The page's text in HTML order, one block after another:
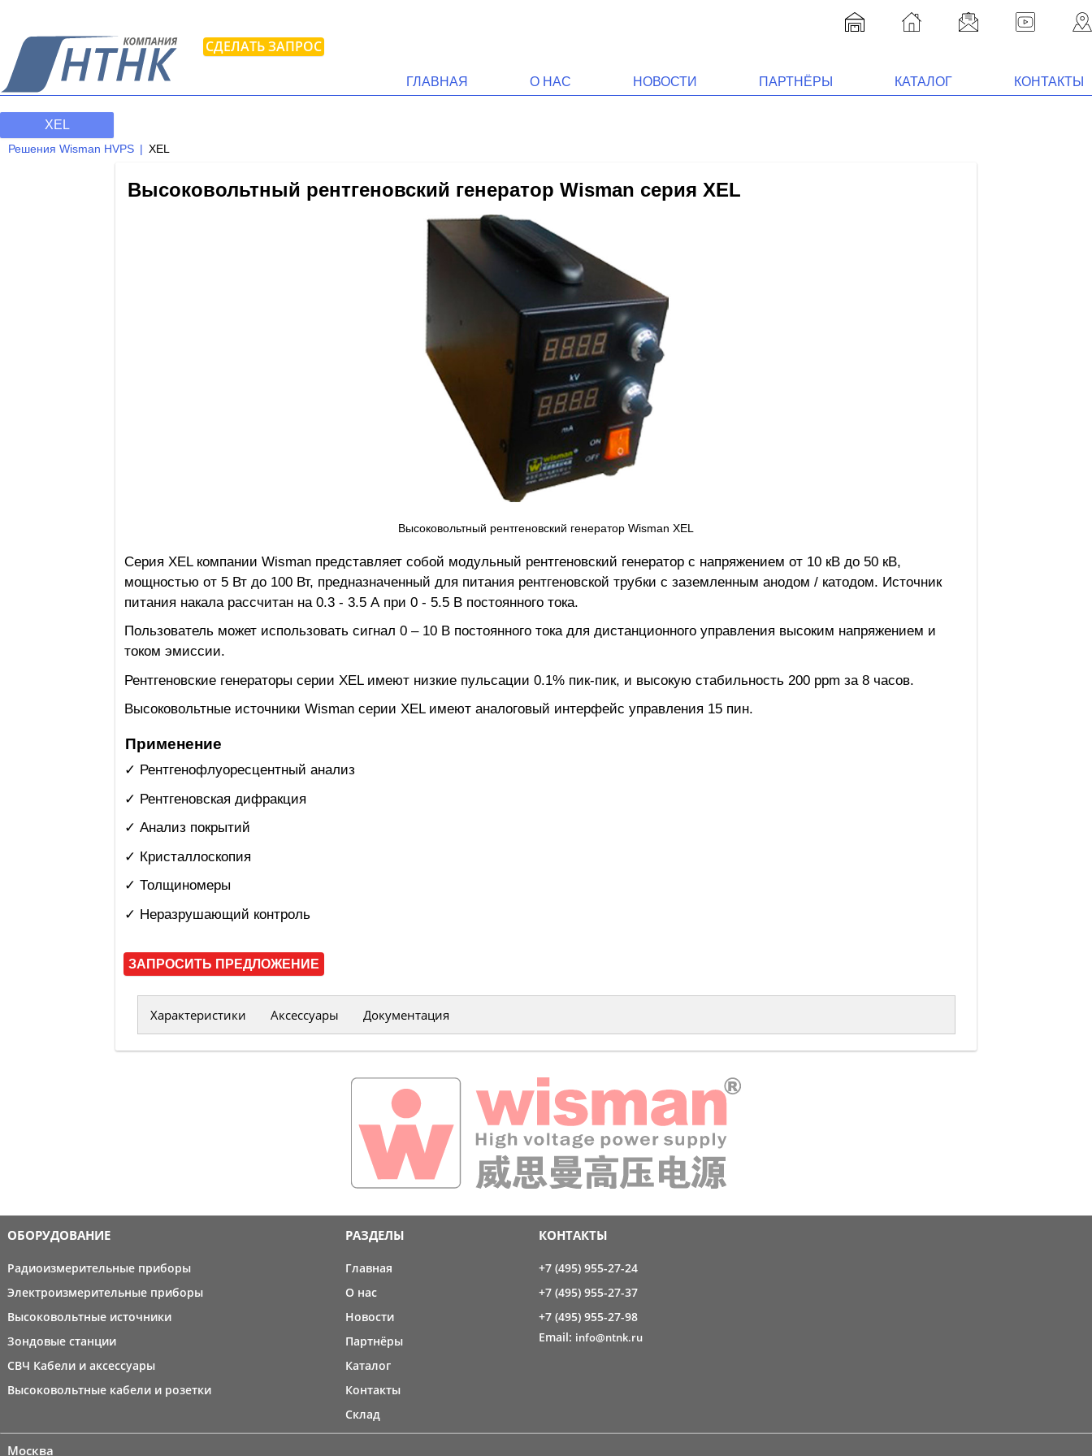
СДЕЛАТЬ ЗАПРОС
ГЛАВНАЯ О НАС НОВОСТИ ПАРТНЁРЫ КАТАЛОГ КОНТАКТЫ
XEL
Решения Wisman HVPS XEL
Высоковольтный рентгеновский генератор Wisman серия XEL
Высоковольтный рентгеновский генератор Wisman XEL
Серия XEL компании Wisman представляет собой модульный рентгеновский генератор с напряжением от 10 кВ до 50 кВ,
мощностью от 5 Вт до 100 Вт, предназначенный для питания рентгеновской трубки с заземленным анодом / катодом. Источник
питания накала рассчитан на 0.3 - 3.5 А при 0 - 5.5 В постоянного тока.
Пользователь может использовать сигнал 0 – 10 В постоянного тока для дистанционного управления высоким напряжением и
током эмиссии.
Рентгеновские генераторы серии XEL имеют низкие пульсации 0.1% пик-пик, и высокую стабильность 200 ppm за 8 часов.
Высоковольтные источники Wisman серии XEL имеют аналоговый интерфейс управления 15 пин.
Применение
✓ Рентгенофлуоресцентный анализ
✓ Рентгеновская дифракция
✓ Анализ покрытий
✓ Кристаллоскопия
✓ Толщиномеры
✓ Неразрушающий контроль
ЗАПРОСИТЬ ПРЕДЛОЖЕНИЕ
Характеристики Аксессуары Документация
ОБОРУДОВАНИЕ
Радиоизмерительные приборы
Электроизмерительные приборы
Высоковольтные источники
Зондовые станции
СВЧ Кабели и аксессуары
Высоковольтные кабели и розетки
РАЗДЕЛЫ
Главная
О нас
Новости
Партнёры
Каталог
Контакты
Склад
КОНТАКТЫ
+7 (495) 955-27-24
+7 (495) 955-27-37
+7 (495) 955-27-98
Email: info@ntnk.ru
Москва